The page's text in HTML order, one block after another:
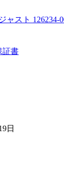
ャスト 126234-
証書
日